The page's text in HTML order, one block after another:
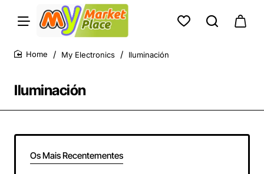
Iluminación
My Electronics Iluminación
Os Mais Recentementes